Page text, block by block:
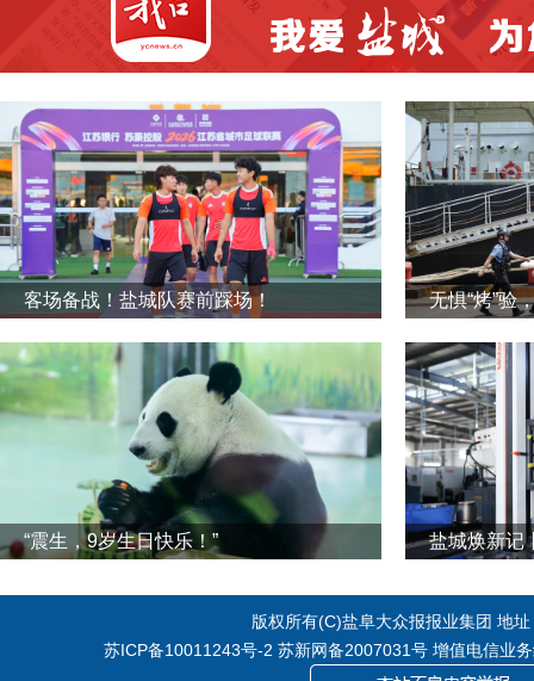
客场备战！盐城队赛前踩场！ 无惧“烤”验
“震生，9岁生日快乐！”
版权所有(C)盐阜大众报报业集团 地
苏ICP备10011243号-2 苏新网备2007031号 增值电信业